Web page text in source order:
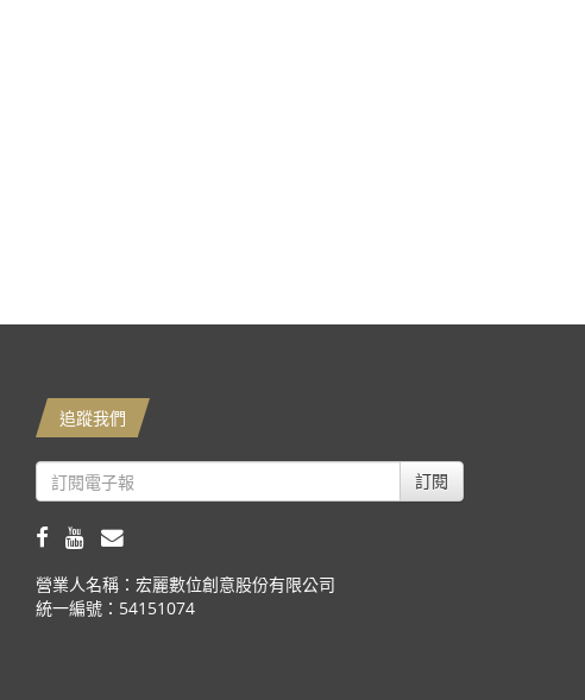
追蹤我們
訂閱
營業人名稱：宏麗數位創意股份有限公司
統一編號：54151074